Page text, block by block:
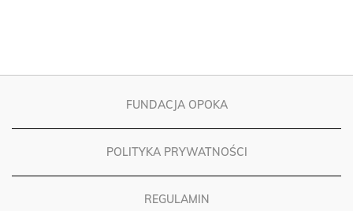
FUNDACJA OPOKA
POLITYKA PRYWATNOŚCI
REGULAMIN